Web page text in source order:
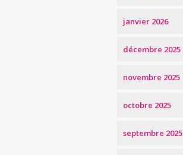
janvier 2026
décembre 2025
novembre 2025
octobre 2025
septembre 2025